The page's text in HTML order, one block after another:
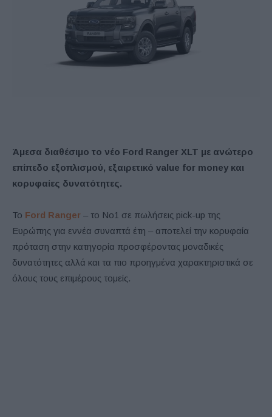
Άμεσα διαθέσιμο το νέο Ford Ranger XLT με ανώτερο
επίπεδο εξοπλισμού, εξαιρετικό value for money και
κορυφαίες δυνατότητες.
Το Ford Ranger – το Νο1 σε πωλήσεις pick-up της
Ευρώπης για εννέα συναπτά έτη – αποτελεί την κορυφαία
πρόταση στην κατηγορία προσφέροντας μοναδικές
δυνατότητες αλλά και τα πιο προηγμένα χαρακτηριστικά σε
όλους τους επιμέρους τομείς.